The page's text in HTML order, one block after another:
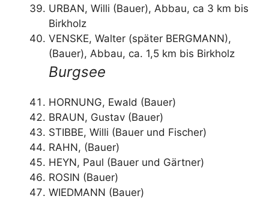
URBAN, Willi (Bauer), Abbau, ca 3 km bis
Birkholz
VENSKE, Walter (später BERGMANN),
(Bauer), Abbau, ca. 1,5 km bis Birkholz
Burgsee
HORNUNG, Ewald (Bauer)
BRAUN, Gustav (Bauer)
STIBBE, Willi (Bauer und Fischer)
RAHN, (Bauer)
HEYN, Paul (Bauer und Gärtner)
ROSIN (Bauer)
WIEDMANN (Bauer)